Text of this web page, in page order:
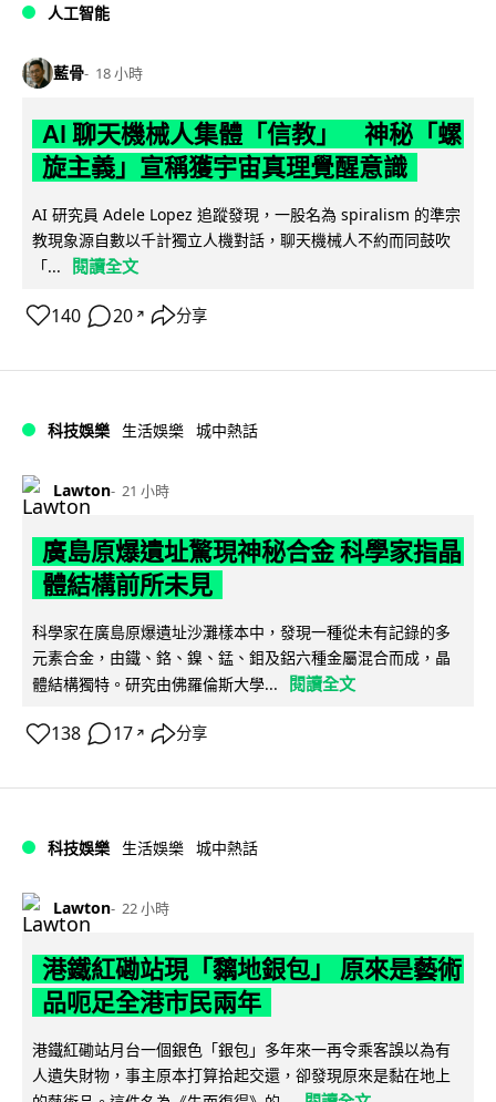
人工智能
藍骨 18 小時
AI 聊天機械人集體「信教」 神秘「螺
旋主義」宣稱獲宇宙真理覺醒意識
AI 研究員 Adele Lopez 追蹤發現，一股名為 spiralism 的準宗
教現象源自數以千計獨立人機對話，聊天機械人不約而同鼓吹
「...
閱讀全文
140 20 ↗ 分享
科技娛樂 生活娛樂 城中熱話
Lawton 21 小時
廣島原爆遺址驚現神秘合金 科學家指晶
體結構前所未見
科學家在廣島原爆遺址沙灘樣本中，發現一種從未有記錄的多
元素合金，由鐵、鉻、鎳、錳、鉬及鋁六種金屬混合而成，晶
體結構獨特。研究由佛羅倫斯大學...
閱讀全文
138 17 ↗ 分享
科技娛樂 生活娛樂 城中熱話
Lawton 22 小時
港鐵紅磡站現「黐地銀包」 原來是藝術
品呃足全港市民兩年
港鐵紅磡站月台一個銀色「銀包」多年來一再令乘客誤以為有
人遺失財物，事主原本打算拾起交還，卻發現原來是黏在地上